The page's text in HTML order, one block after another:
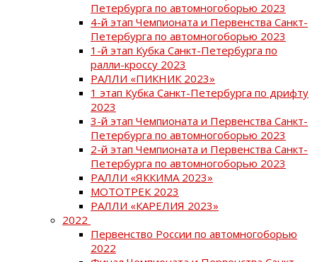
Петербурга по автомногоборью 2023
4-й этап Чемпионата и Первенства Санкт-
Петербурга по автомногоборью 2023
1-й этап Кубка Санкт-Петербурга по
ралли-кроссу 2023
РАЛЛИ «ПИКНИК 2023»
1 этап Кубка Санкт-Петербурга по дрифту
2023
3-й этап Чемпионата и Первенства Санкт-
Петербурга по автомногоборью 2023
2-й этап Чемпионата и Первенства Санкт-
Петербурга по автомногоборью 2023
РАЛЛИ «ЯККИМА 2023»
МОТОТРЕК 2023
РАЛЛИ «КАРЕЛИЯ 2023»
2022
Первенство России по автомногоборью
2022